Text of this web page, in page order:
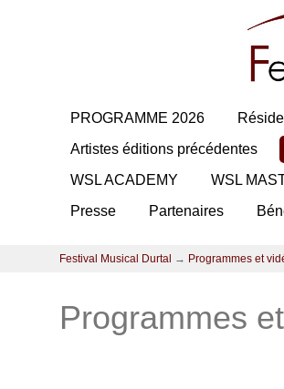
PROGRAMME 2026
Artistes éditions précédentes
WSL ACADEMY
WSL
Presse
Partenaires
Festival Musical Durtal → Programmes et
Programmes